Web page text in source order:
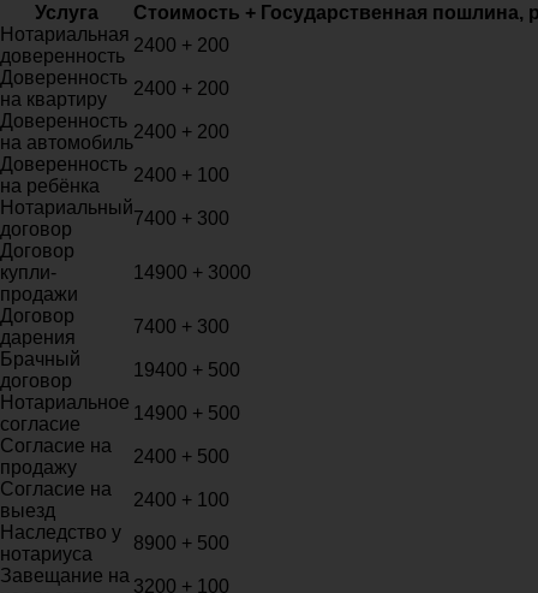
Услуга
Стоимость + Государственная пошлина,
Нотариальная
доверенность
2400 + 200
Доверенность
на квартиру
2400 + 200
Доверенность
на автомобиль
2400 + 200
Доверенность
на ребёнка
2400 + 100
Нотариальный
договор
7400 + 300
Договор
купли-
продажи
14900 + 3000
Договор
дарения
7400 + 300
Брачный
договор
19400 + 500
Нотариальное
согласие
14900 + 500
Согласие на
продажу
2400 + 500
Согласие на
выезд
2400 + 100
Наследство у
нотариуса
8900 + 500
Завещание на
3200 + 100